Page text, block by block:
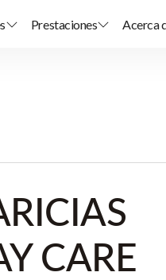
Prestaciones Acerca
CARE